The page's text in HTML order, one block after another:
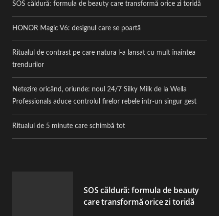
SOS căldură: formula de beauty care transformă orice zi toridă
HONOR Magic V6: designul care se poartă
Ritualul de contrast pe care natura l-a lansat cu mult înaintea
trendurilor
Netezire oricând, oriunde: noul 24/7 Silky Milk de la Wella
Professionals aduce controlul firelor rebele într-un singur gest
Ritualul de 5 minute care schimbă tot
SOS căldură: formula de beauty
care transformă orice zi toridă